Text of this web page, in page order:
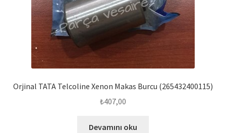
Orjinal TATA Telcoline Xenon Makas Burcu (265432400115)
₺407,00
Devamını oku